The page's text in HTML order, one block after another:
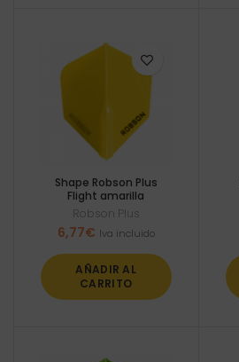
Shape Robson Plus
Flight amarilla
Robson Plus
6,77€ Iva incluido
AÑADIR AL
CARRITO